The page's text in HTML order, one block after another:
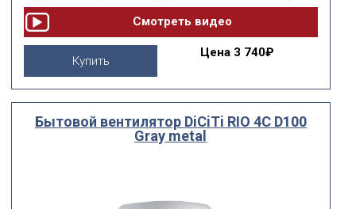
Купить
Цена 3 740₽
Бытовой вентилятор DiCiTi RIO 4C D100
Gray metal